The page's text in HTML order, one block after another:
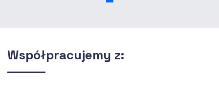
Współpracujemy z: